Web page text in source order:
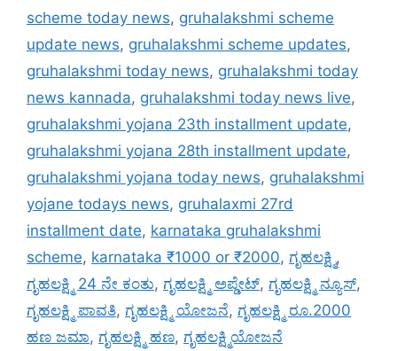
scheme today news, gruhalakshmi scheme
update news, gruhalakshmi scheme updates,
gruhalakshmi today news, gruhalakshmi today
news kannada, gruhalakshmi today news live,
gruhalakshmi yojana 23th installment update,
gruhalakshmi yojana 28th installment update,
gruhalakshmi yojana today news, gruhalakshmi
yojane todays news, gruhalaxmi 27rd
installment date, karnataka gruhalakshmi
scheme, karnataka ₹1000 or ₹2000, ಗೃಹಲಕ್ಷ್ಮಿ,
ಗೃಹಲಕ್ಷ್ಮಿ 24 ನೇ ಕಂತು, ಗೃಹಲಕ್ಷ್ಮಿ ಅಪ್ಡೇಟ್, ಗೃಹಲಕ್ಷ್ಮಿ ನ್ಯೂಸ್,
ಗೃಹಲಕ್ಷ್ಮಿ ಪಾವತಿ, ಗೃಹಲಕ್ಷ್ಮಿ ಯೋಜನೆ, ಗೃಹಲಕ್ಷ್ಮಿ ರೂ.2000
ಹಣ ಜಮಾ, ಗೃಹಲಕ್ಷ್ಮಿ ಹಣ, ಗೃಹಲಕ್ಷ್ಮಿಯೋಜನೆ